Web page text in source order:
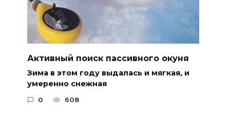
Активный поиск пассивного окуня
Зима в этом году выдалась и мягкая, и
умеренно снежная
0 608